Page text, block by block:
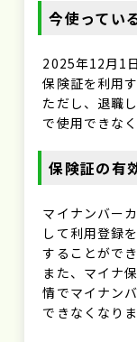
今使ってい
2025年12月1
保険証を利用
ただし、退職
で使用できなく
保険証の有
マイナンバー
して利用登録
することができ
また、マイナ
情でマイナン
できなくなりま